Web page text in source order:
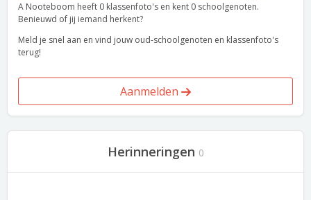
A Nooteboom heeft 0 klassenfoto's en kent 0 schoolgenoten.
Benieuwd of jij iemand herkent?
Meld je snel aan en vind jouw oud-schoolgenoten en klassenfoto's
terug!
Aanmelden
Herinneringen 0